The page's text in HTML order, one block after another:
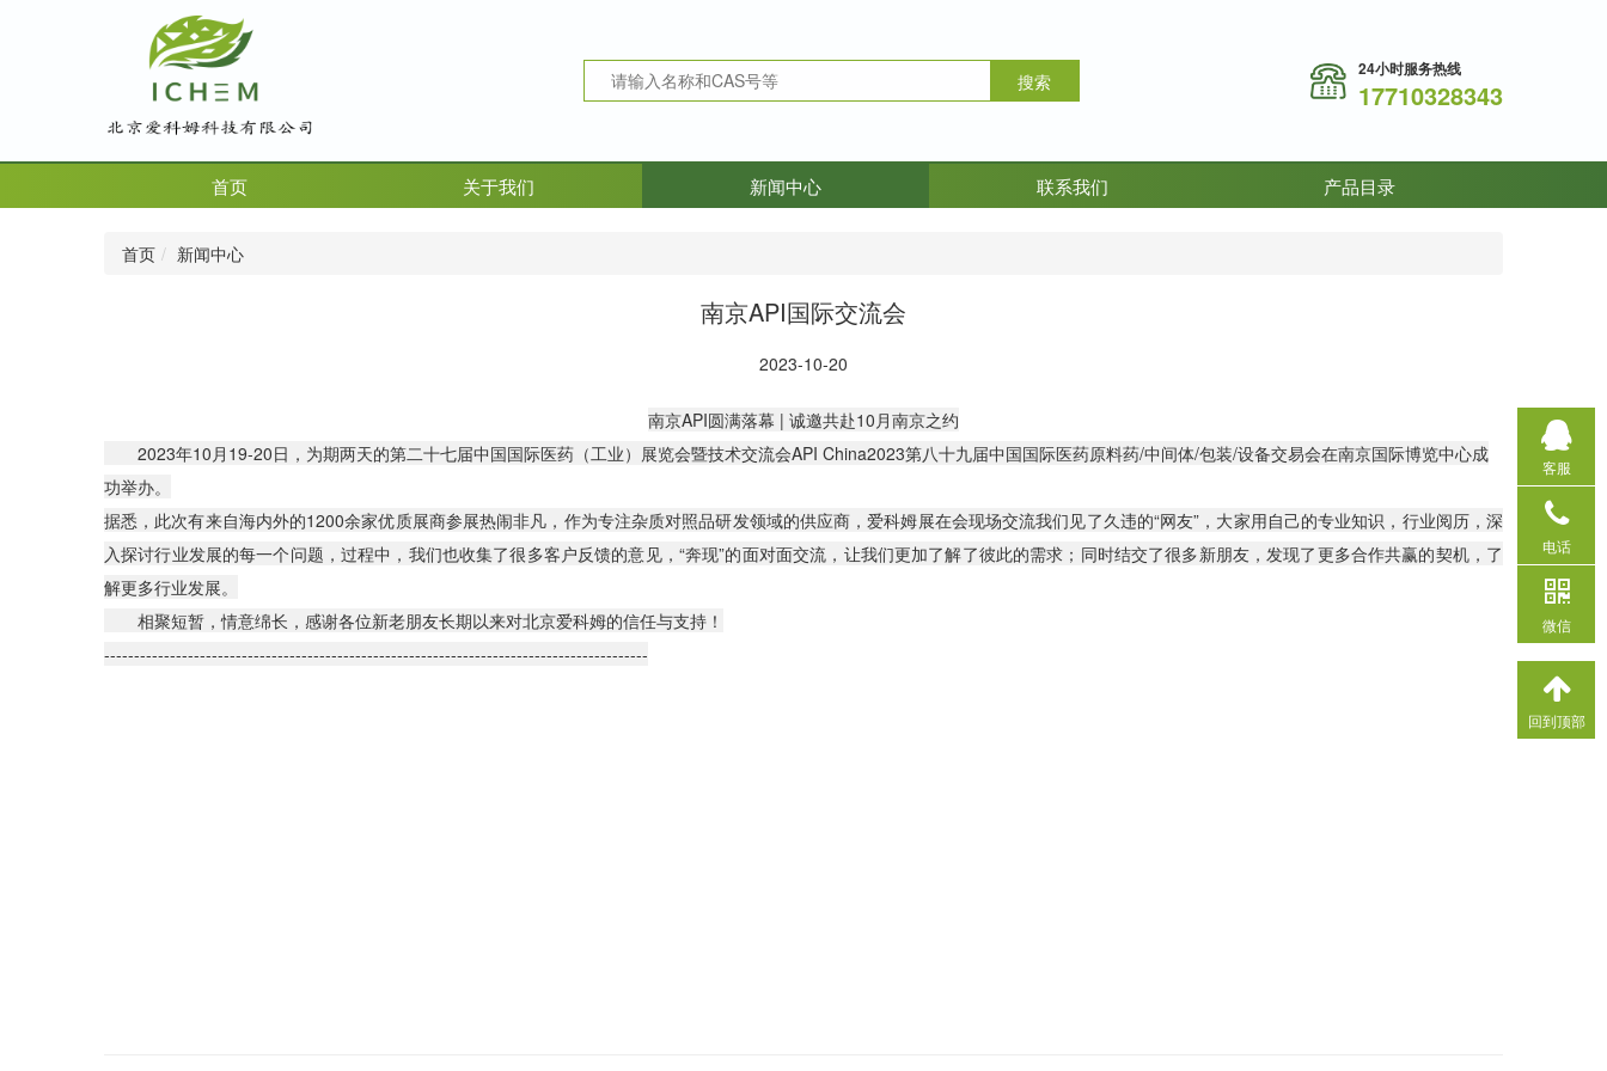
客服
电话
微信
回到顶部
24小时服务热线
17710328343
首页 关于我们 新闻中心 联系我们 产品目录
首页 新闻中心
南京API国际交流会
2023-10-20
南京API圆满落幕 | 诚邀共赴10月南京之约
2023年10月19-20日，为期两天的第二十七届中国国际医药（工业）展览会暨技术交流会API China2023第八十九届中国国际医药原料药/中间体/包装/设备交易会在南京国际博览中心成
功举办。
据悉，此次有来自海内外的1200余家优质展商参展热闹非凡，作为专注杂质对照品研发领域的供应商，爱科姆展在会现场交流我们见了久违的“网友”，大家用自己的专业知识，行业阅历，深
入探讨行业发展的每一个问题，过程中，我们也收集了很多客户反馈的意见，“奔现”的面对面交流，让我们更加了解了彼此的需求；同时结交了很多新朋友，发现了更多合作共赢的契机，了
解更多行业发展。
相聚短暂，情意绵长，感谢各位新老朋友长期以来对北京爱科姆的信任与支持！
-------------------------------------------------------------------------------------------